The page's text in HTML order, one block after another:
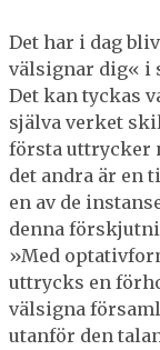
Det har i dag
välsignar dig« i
Det kan tyckas
själva verket
första uttrycker
det andra är en
en av de
denna
»Med
uttrycks en
välsigna
utanför den